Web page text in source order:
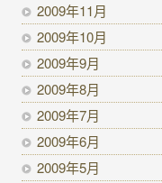
2009年11月
2009年10月
2009年9月
2009年8月
2009年7月
2009年6月
2009年5月